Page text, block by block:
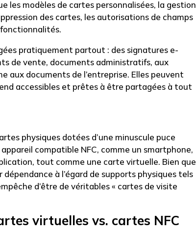
les modèles de cartes personnalisées, la gestion
des cartes, les autorisations de champs
pratiquement partout : des signatures e-
de vente, documents administratifs, aux
aux documents de l’entreprise. Elles peuvent
accessibles et prêtes à être partagées à tout
physiques dotées d’une minuscule puce
compatible NFC, comme un smartphone,
tout comme une carte virtuelle. Bien que
à l’égard de supports physiques tels
d’être de véritables « cartes de visite
virtuelles vs. cartes NFC